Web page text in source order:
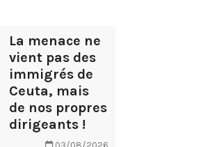
La menace ne
vient pas des
immigrés de
Ceuta, mais
de nos propres
dirigeants !